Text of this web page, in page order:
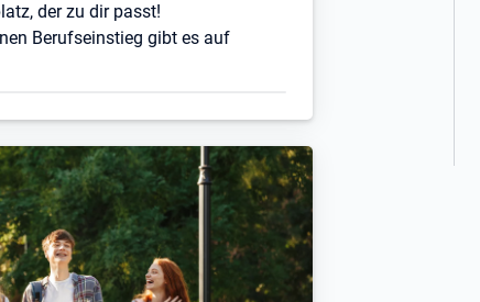
der zu dir passt!
Berufseinstieg gibt es auf